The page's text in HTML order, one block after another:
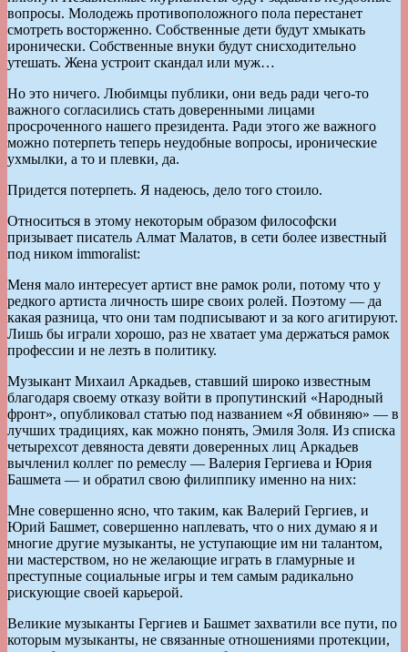
вопросы. Молодежь противоположного пола перестанет
смотреть восторженно. Собственные дети будут хмыкать
иронически. Собственные внуки будут снисходительно
утешать. Жена устроит скандал или муж…
Но это ничего. Любимцы публики, они ведь ради чего-то
важного согласились стать доверенными лицами
просроченного нашего президента. Ради этого же важного
можно потерпеть теперь неудобные вопросы, иронические
ухмылки, а то и плевки, да.
Придется потерпеть. Я надеюсь, дело того стоило.
Относиться в этому некоторым образом философски
призывает писатель Алмат Малатов, в сети более известный
под ником immoralist:
Меня мало интересует артист вне рамок роли, потому что у
редкого артиста личность шире своих ролей. Поэтому — да
какая разница, что они там подписывают и за кого агитируют.
Лишь бы играли хорошо, раз не хватает ума держаться рамок
профессии и не лезть в политику.
Музыкант Михаил Аркадьев, ставший широко известным
благодаря своему отказу войти в пропутинский «Народный
фронт», опубликовал статью под названием «Я обвиняю» — в
лучших традициях, как можно понять, Эмиля Золя. Из списка
четырехсот девяноста девяти доверенных лиц Аркадьев
вычленил коллег по ремеслу — Валерия Гергиева и Юрия
Башмета — и обратил свою филиппику именно на них:
Мне совершенно ясно, что таким, как Валерий Гергиев, и
Юрий Башмет, совершенно наплевать, что о них думаю я и
многие другие музыканты, не уступающие им ни талантом,
ни мастерством, но не желающие играть в гламурные и
преступные социальные игры и тем самым радикально
рискующие своей карьерой.
Великие музыканты Гергиев и Башмет захватили все пути, по
которым музыканты, не связанные отношениями протекции,